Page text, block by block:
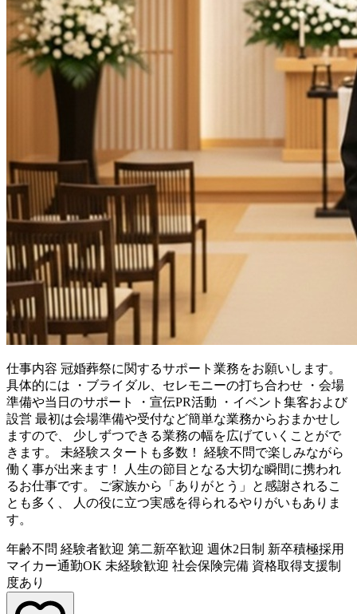
仕事内容 冠婚葬祭に関するサポート業務をお願いします。
具体的には ・ブライダル、セレモニーの打ち合わせ ・会場
準備や当日のサポート ・宣伝PR活動 ・イベント集客および
設営 最初は会場準備や受付など簡単な業務からおまかせし
ますので、 少しずつできる業務の幅を広げていくことがで
きます。 未経験スタートも多数！ 経験不問で楽しみながら
働く事が出来ます！ 人生の節目となる大切な瞬間に携われ
るお仕事です。 ご家族から「ありがとう」と感謝されるこ
とも多く、 人の役に立つ実感を得られるやりがいもありま
す。
年齢不問 経験者歓迎 第二新卒歓迎 週休2日制 新卒積極採用
マイカー通勤OK 未経験歓迎 社会保険完備 資格取得支援制
度あり